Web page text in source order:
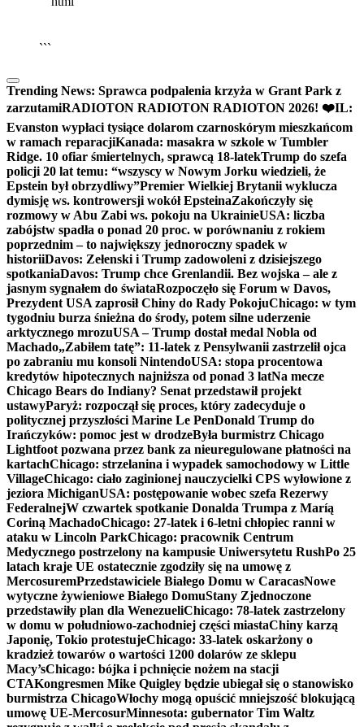
```
Trending News: Sprawca podpalenia krzyża w Grant Park z
zarzutamiRADIOTON RADIOTON RADIOTON 2026! ❤️IL:
Evanston wypłaci tysiące dolarom czarnoskórym mieszkańcom
w ramach reparacjiKanada: masakra w szkole w Tumbler
Ridge. 10 ofiar śmiertelnych, sprawcą 18-latekTrump do szefa
policji 20 lat temu: “wszyscy w Nowym Jorku wiedzieli, że
Epstein był obrzydliwy”Premier Wielkiej Brytanii wyklucza
dymisję ws. kontrowersji wokół EpsteinaZakończyły się
rozmowy w Abu Zabi ws. pokoju na UkrainieUSA: liczba
zabójstw spadła o ponad 20 proc. w porównaniu z rokiem
poprzednim – to największy jednoroczny spadek w
historiiDavos: Zełenski i Trump zadowoleni z dzisiejszego
spotkaniaDavos: Trump chce Grenlandii. Bez wojska – ale z
jasnym sygnałem do świataRozpoczęło się Forum w Davos,
Prezydent USA zaprosił Chiny do Rady PokojuChicago: w tym
tygodniu burza śnieżna do środy, potem silne uderzenie
arktycznego mrozuUSA – Trump dostał medal Nobla od
Machado„Zabiłem tatę”: 11-latek z Pensylwanii zastrzelił ojca
po zabraniu mu konsoli NintendoUSA: stopa procentowa
kredytów hipotecznych najniższa od ponad 3 latNa mecze
Chicago Bears do Indiany? Senat przedstawił projekt
ustawyParyż: rozpoczął się proces, który zadecyduje o
politycznej przyszłości Marine Le PenDonald Trump do
Irańczyków: pomoc jest w drodzeByła burmistrz Chicago
Lightfoot pozwana przez bank za nieuregulowane płatności na
kartachChicago: strzelanina i wypadek samochodowy w Little
VillageChicago: ciało zaginionej nauczycielki CPS wyłowione z
jeziora MichiganUSA: postępowanie wobec szefa Rezerwy
FederalnejW czwartek spotkanie Donalda Trumpa z Maríą
Coriną MachadoChicago: 27-latek i 6-letni chłopiec ranni w
ataku w Lincoln ParkChicago: pracownik Centrum
Medycznego postrzelony na kampusie Uniwersytetu RushPo 25
latach kraje UE ostatecznie zgodziły się na umowę z
MercosuremPrzedstawiciele Białego Domu w CaracasNowe
wytyczne żywieniowe Białego DomuStany Zjednoczone
przedstawiły plan dla WenezueliChicago: 78-latek zastrzelony
w domu w południowo-zachodniej części miastaChiny karzą
Japonię, Tokio protestujeChicago: 33-latek oskarżony o
kradzież towarów o wartości 1200 dolarów ze sklepu
Macy’sChicago: bójka i pchnięcie nożem na stacji
CTAKongresmen Mike Quigley będzie ubiegał się o stanowisko
burmistrza ChicagoWłochy mogą opuścić mniejszość blokującą
umowę UE-MercosurMinnesota: gubernator Tim Waltz